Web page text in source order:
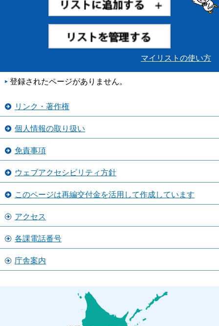
マイリストの使い方
登録されたページがありません。
リンク・著作権
個人情報の取り扱い
免責事項
ウェブアクセシビリティ方針
このページは再編交付金を活用して作成しています
アクセス
各課電話番号
庁舎案内